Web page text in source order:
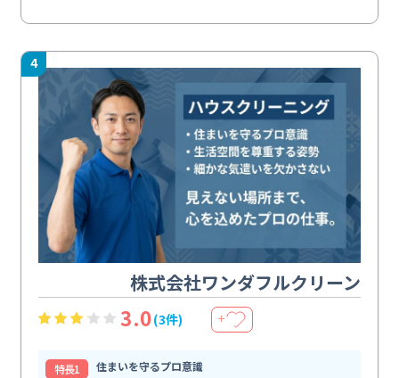
4
株式会社ワンダフルクリーン
3.0(3件) ＋
特⻑1
住まいを守るプロ意識